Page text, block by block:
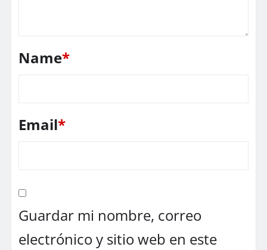
Name*
Email*
Guardar mi nombre, correo
electrónico y sitio web en este